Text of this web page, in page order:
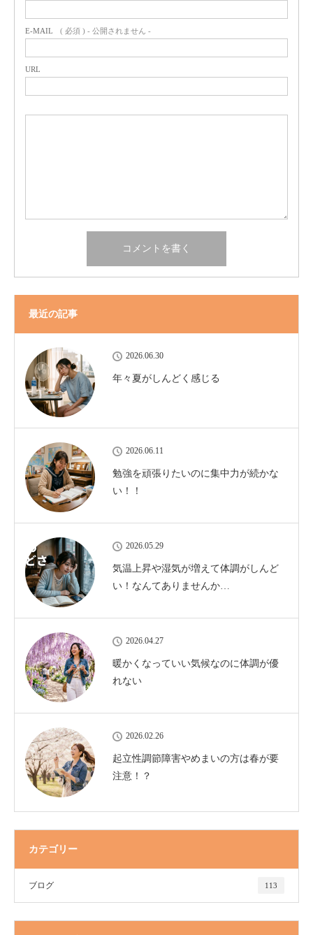
E-MAIL ( 必須 ) - 公開されません -
URL
最近の記事
2026.06.30
年々夏がしんどく感じる
2026.06.11
勉強を頑張りたいのに集中力が続かな
い！！
2026.05.29
気温上昇や湿気が増えて体調がしんど
い！なんてありませんか…
2026.04.27
暖かくなっていい気候なのに体調が優
れない
2026.02.26
起立性調節障害やめまいの方は春が要
注意！？
カテゴリー
ブログ 113